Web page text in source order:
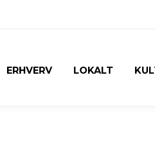
ERHVERV LOKALT